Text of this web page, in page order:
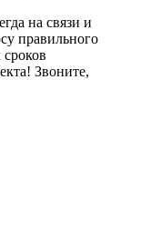
на связи и
правильного
Звоните,